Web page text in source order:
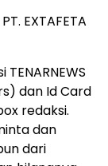
EXTAFETA
dan Id Card
redaksi.
dan
dari